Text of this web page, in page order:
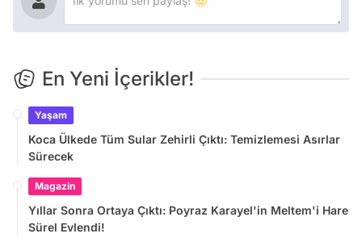
En Yeni İçerikler!
Yaşam
Koca Ülkede Tüm Sular Zehirli Çıktı: Temizlemesi Asırlar
Sürecek
Magazin
Yıllar Sonra Ortaya Çıktı: Poyraz Karayel'in Meltem'i Hare
Sürel Evlendi!